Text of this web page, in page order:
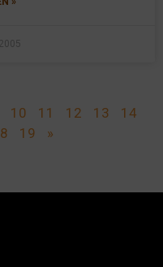
10 11 12 13
14
19 »